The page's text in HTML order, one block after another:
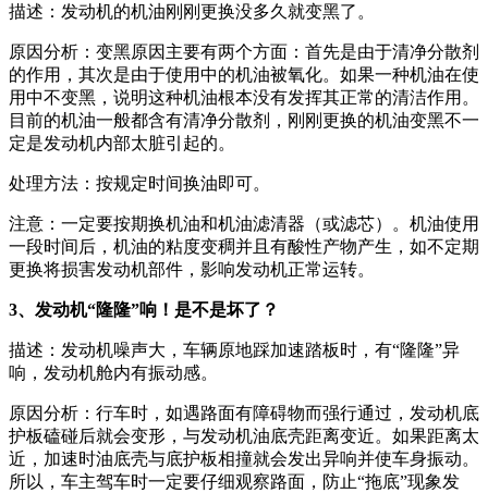
描述：发动机的机油刚刚更换没多久就变黑了。
原因分析：变黑原因主要有两个方面：首先是由于清净分散剂
的作用，其次是由于使用中的机油被氧化。如果一种机油在使
用中不变黑，说明这种机油根本没有发挥其正常的清洁作用。
目前的机油一般都含有清净分散剂，刚刚更换的机油变黑不一
定是发动机内部太脏引起的。
处理方法：按规定时间换油即可。
注意：一定要按期换机油和机油滤清器（或滤芯）。机油使用
一段时间后，机油的粘度变稠并且有酸性产物产生，如不定期
更换将损害发动机部件，影响发动机正常运转。
3、发动机“隆隆”响！是不是坏了？
描述：发动机噪声大，车辆原地踩加速踏板时，有“隆隆”异
响，发动机舱内有振动感。
原因分析：行车时，如遇路面有障碍物而强行通过，发动机底
护板磕碰后就会变形，与发动机油底壳距离变近。如果距离太
近，加速时油底壳与底护板相撞就会发出异响并使车身振动。
所以，车主驾车时一定要仔细观察路面，防止“拖底”现象发